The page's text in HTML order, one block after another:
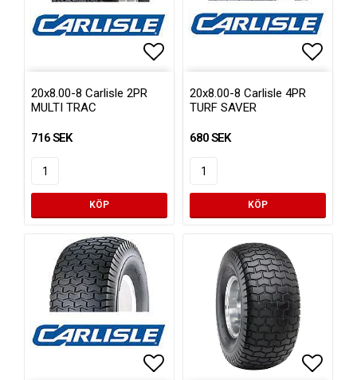
20x8.00-8 Carlisle 2PR
MULTI TRAC
716 SEK
KÖP
20x8.00-8 Carlisle 4PR
TURF SAVER
680 SEK
KÖP